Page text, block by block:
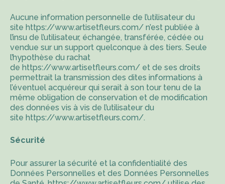
Aucune information personnelle de l’utilisateur du
site https://www.artisetfleurs.com/ n’est publiée à
l’insu de l’utilisateur, échangée, transférée, cédée ou
vendue sur un support quelconque à des tiers. Seule
l’hypothèse du rachat
de https://www.artisetfleurs.com/ et de ses droits
permettrait la transmission des dites informations à
l’éventuel acquéreur qui serait à son tour tenu de la
même obligation de conservation et de modification
des données vis à vis de l’utilisateur du
site https://www.artisetfleurs.com/.
Sécurité
Pour assurer la sécurité et la confidentialité des
Données Personnelles et des Données Personnelles